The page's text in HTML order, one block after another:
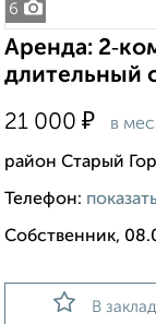
6
Аренда:
длительный
21 000 ₽ в
район Старый
Телефон:
Собственник,
В